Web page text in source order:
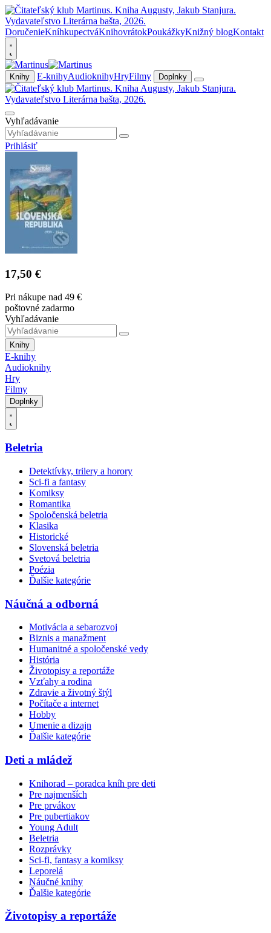
DoručenieKníhkupectváKnihovrátokPoukážkyKnižný blogKontakt
Knihy E-knihyAudioknihyHryFilmy Doplnky
Vyhľadávanie
Prihlásiť
17,50 €
Pri nákupe nad 49 €
poštovné zadarmo
Vyhľadávanie
Knihy
E-knihy
Audioknihy
Hry
Filmy
Doplnky
Beletria
Detektívky, trilery a horory
Sci-fi a fantasy
Komiksy
Romantika
Spoločenská beletria
Klasika
Historické
Slovenská beletria
Svetová beletria
Poézia
Ďalšie kategórie
Náučná a odborná
Motivácia a sebarozvoj
Biznis a manažment
Humanitné a spoločenské vedy
História
Životopisy a reportáže
Vzťahy a rodina
Zdravie a životný štýl
Počítače a internet
Hobby
Umenie a dizajn
Ďalšie kategórie
Deti a mládež
Knihorad – poradca kníh pre deti
Pre najmenších
Pre prvákov
Pre pubertiakov
Young Adult
Beletria
Rozprávky
Sci-fi, fantasy a komiksy
Leporelá
Náučné knihy
Ďalšie kategórie
Životopisy a reportáže